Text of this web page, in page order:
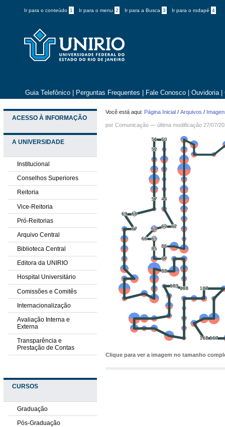
Ir para o conteúdo 1 Ir para o menu 2 Ir para a Busca 3 Ir para o rodapé 4
Guia Telefônico Perguntas Frequentes Fale Conosco Ouvidoria
ACESSO À INFORMAÇÃO
A UNIVERSIDADE
Institucional
Conselhos Superiores
Reitoria
Vice-Reitoria
Pró-Reitorias
Arquivo Central
Biblioteca Central
Editora da UNIRIO
Hospital Universitário
Comissões e Comitês
Internacionalização
Avaliação Interna e
Externa
Transparência e
Prestação de Contas
CURSOS
Graduação
Pós-Graduação
Você está aqui: Página Inicial /Arquivos /
porComunicação —última modificação 27/07/
Clique para ver a imagem no tamanho